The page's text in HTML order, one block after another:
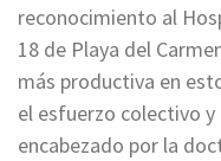
reconocimiento al
18 de Playa del
más productiva en
el esfuerzo colectivo
encabezado por la